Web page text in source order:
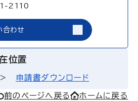
2110
合わせ
位置
申請書ダウンロード
前のページへ戻る ホームに戻る